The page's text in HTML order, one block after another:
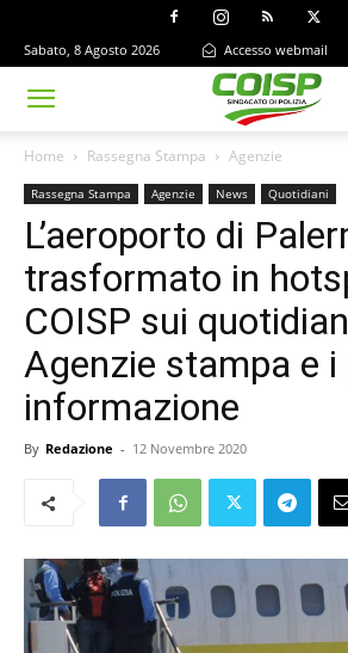
Sabato, 8 Agosto 2026 Accesso webmail
Home Rassegna Stampa Agenzie
Rassegna Stampa Agenzie News Quotidiani
L’aeroporto di
trasformato in
COISP sui
Agenzie stampa e
informazione
By Redazione - 12 Novembre 2020